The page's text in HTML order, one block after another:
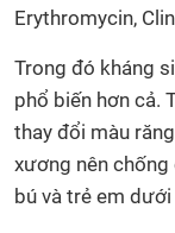
Erythromycin,
Trong đó kháng
phổ biến hơn cả.
thay đổi màu
xương nên
bú và trẻ em